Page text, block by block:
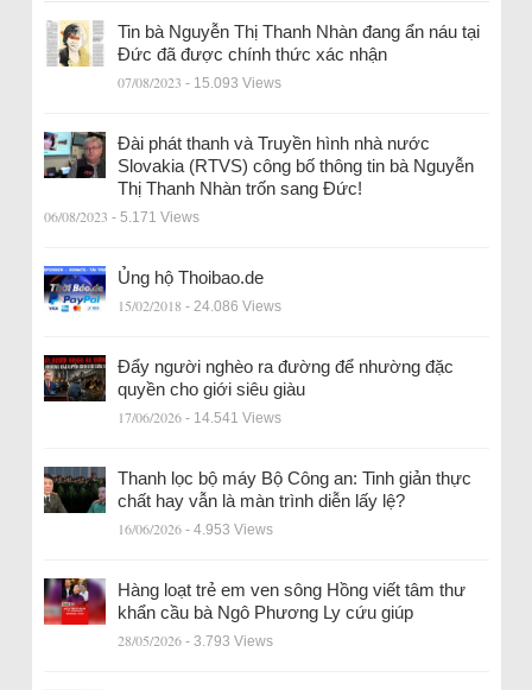
Tin bà Nguyễn Thị Thanh Nhàn đang ẩn náu tại
Đức đã được chính thức xác nhận
07/08/2023 - 15.093 Views
Đài phát thanh và Truyền hình nhà nước
Slovakia (RTVS) công bố thông tin bà Nguyễn
Thị Thanh Nhàn trốn sang Đức!
06/08/2023 - 5.171 Views
Ủng hộ Thoibao.de
15/02/2018 - 24.086 Views
Đẩy người nghèo ra đường để nhường đặc
quyền cho giới siêu giàu
17/06/2026 - 14.541 Views
Thanh lọc bộ máy Bộ Công an: Tinh giản thực
chất hay vẫn là màn trình diễn lấy lệ?
16/06/2026 - 4.953 Views
Hàng loạt trẻ em ven sông Hồng viết tâm thư
khẩn cầu bà Ngô Phương Ly cứu giúp
28/05/2026 - 3.793 Views